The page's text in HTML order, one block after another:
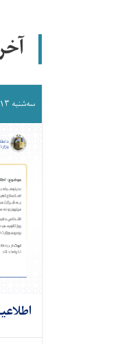
سه‌شنبه ۱۴۰۵/۵/۱۳ - ۱۳:۱۶